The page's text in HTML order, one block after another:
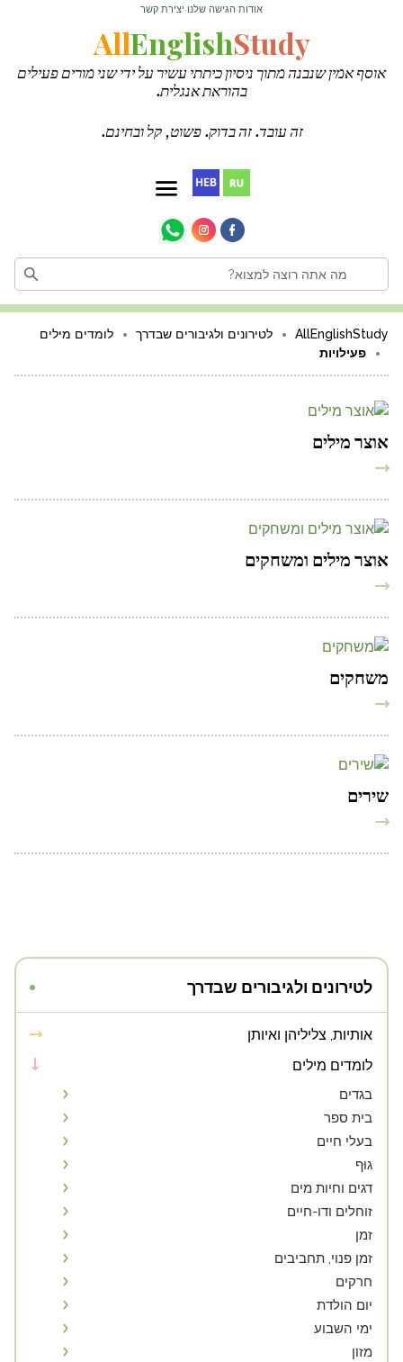
אודות·הגישה שלנו·יצירת קשר
AllEnglishStudy
אוסף אמין שנבנה מתוך ניסיון כיתתי עשיר על ידי שני מורים פעילים
בהוראת אנגלית.
זה עובד. זה בדוק. פשוט, קל ובחינם.
AllEnglishStudy לטירונים ולגיבורים שבדרך
לומדים מילים
פעילויות
אוצר מילים
אוצר מילים ומשחקים
משחקים
שירים
לטירונים ולגיבורים שבדרך
אותיות, צליליהן ואיותן
לומדים מילים
בגדים
בית ספר
בעלי חיים
גוּף
דגים וחיות מים
זוחלים ודו-חיים
זמן
זמן פנוי, תחביבים
חרקים
יום הולדת
ימי השבוע
מזון